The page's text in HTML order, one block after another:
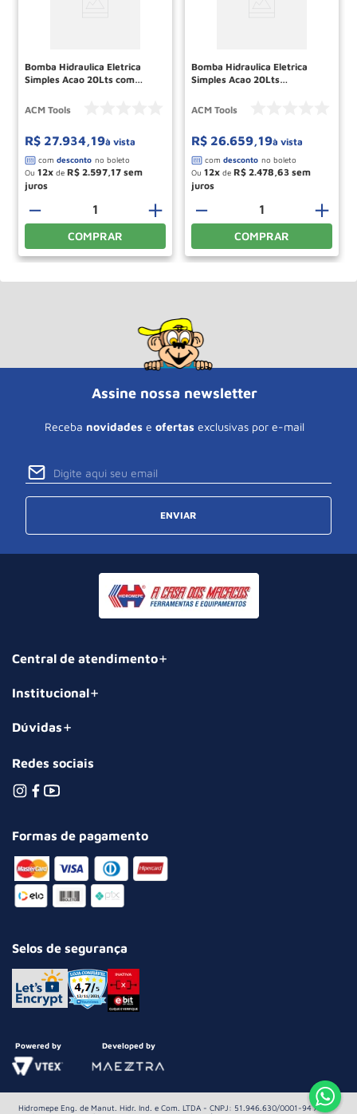
Bomba Hidraulica Eletrica
Simples Acao 20Lts com
TOOLS
ACM Tools
R$ 27.934,19à vista
Ou 12 de R$ 2.597,17
＋
－
COMPRAR
Bomba Hidraulica Eletrica
Simples Acao 20Lts
ACM Tools
R$ 26.659,19à vista
Ou 12 de R$ 2.478,63
＋
－
COMPRAR
Assine nossa newsletter
Receba novidades e ofertas exclusivas por e-mail
ENVIAR
Central de atendimento
Institucional
Dúvidas
Redes sociais
Formas de pagamento
Selos de segurança
Powered by Developed by
Hidromepe Eng. de Manut. Hidr. Ind. e Com. LTDA - CNPJ: 51.946.630/0001-94 Av.